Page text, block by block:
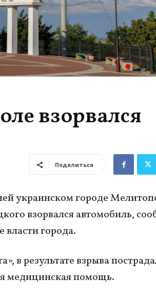
взорвался
Поделиться
украинском городе
взорвался автомобиль,
власти города.
в результате взрыва
медицинская помощь.